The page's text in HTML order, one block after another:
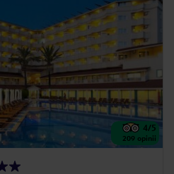
4/5
209 opinii